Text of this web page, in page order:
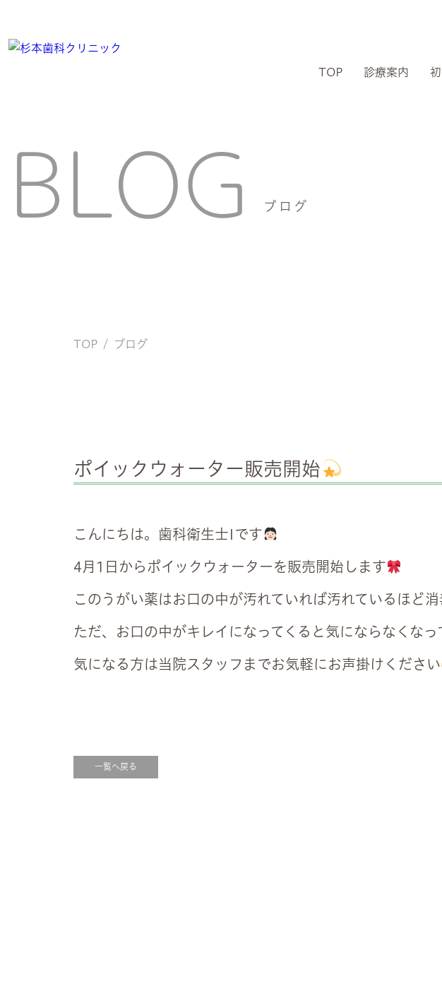
TOP 診療案内
BLOG ブログ
TOP ブログ
ポイックウォーター販売開始
こんにちは。歯科衛生士Iです
4月1日からポイックウォーターを販売開始します
このうがい薬はお口の中が汚れていれば汚れているほど消
ただ、お口の中がキレイになってくると気にならなくなっ
気になる方は当院スタッフまでお気軽にお声掛けください
一覧へ戻る